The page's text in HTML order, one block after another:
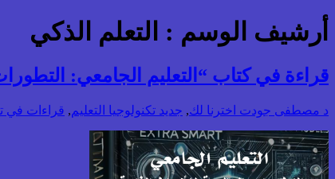
أرشيف الوسم : التعلم الذكي
قراءة في كتاب “التعليم الجامعي:
د مصطفى جودت اخترنا لك, جديد تكنولوجيا التعليم, قراءات في